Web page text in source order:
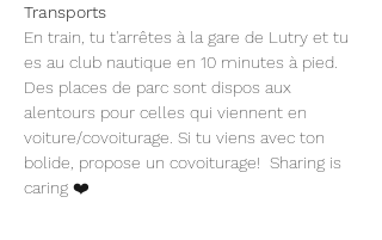
Transports
En train, tu t'arrêtes à la gare de Lutry et tu
es au club nautique en 10 minutes à pied.
Des places de parc sont dispos aux
alentours pour celles qui viennent en
voiture/covoiturage. Si tu viens avec ton
bolide, propose un covoiturage!  Sharing is
caring ❤️